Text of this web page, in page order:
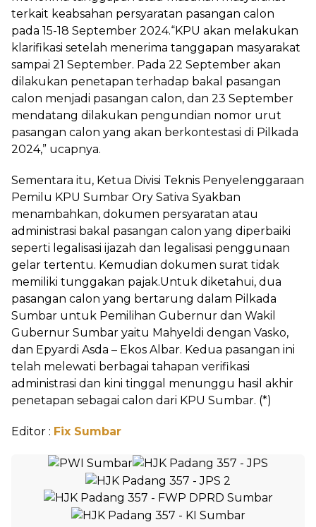
terkait keabsahan persyaratan pasangan calon
pada 15-18 September 2024.“KPU akan melakukan
klarifikasi setelah menerima tanggapan masyarakat
sampai 21 September. Pada 22 September akan
dilakukan penetapan terhadap bakal pasangan
calon menjadi pasangan calon, dan 23 September
mendatang dilakukan pengundian nomor urut
pasangan calon yang akan berkontestasi di Pilkada
2024,” ucapnya.
Sementara itu, Ketua Divisi Teknis Penyelenggaraan
Pemilu KPU Sumbar Ory Sativa Syakban
menambahkan, dokumen persyaratan atau
administrasi bakal pasangan calon yang diperbaiki
seperti legalisasi ijazah dan legalisasi penggunaan
gelar tertentu. Kemudian dokumen surat tidak
memiliki tunggakan pajak.Untuk diketahui, dua
pasangan calon yang bertarung dalam Pilkada
Sumbar untuk Pemilihan Gubernur dan Wakil
Gubernur Sumbar yaitu Mahyeldi dengan Vasko,
dan Epyardi Asda – Ekos Albar. Kedua pasangan ini
telah melewati berbagai tahapan verifikasi
administrasi dan kini tinggal menunggu hasil akhir
penetapan sebagai calon dari KPU Sumbar. (*)
Editor : Fix Sumbar